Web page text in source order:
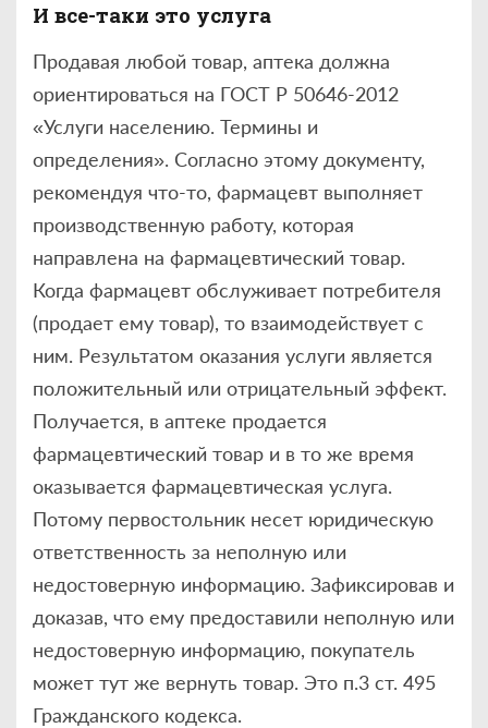
И все-таки это услуга
Продавая любой товар, аптека должна
ориентироваться на ГОСТ Р 50646-2012
«Услуги населению. Термины и
определения». Согласно этому документу,
рекомендуя что-то, фармацевт выполняет
производственную работу, которая
направлена на фармацевтический товар.
Когда фармацевт обслуживает потребителя
(продает ему товар), то взаимодействует с
ним. Результатом оказания услуги является
положительный или отрицательный эффект.
Получается, в аптеке продается
фармацевтический товар и в то же время
оказывается фармацевтическая услуга.
Потому первостольник несет юридическую
ответственность за неполную или
недостоверную информацию. Зафиксировав и
доказав, что ему предоставили неполную или
недостоверную информацию, покупатель
может тут же вернуть товар. Это п.3 ст. 495
Гражданского кодекса.